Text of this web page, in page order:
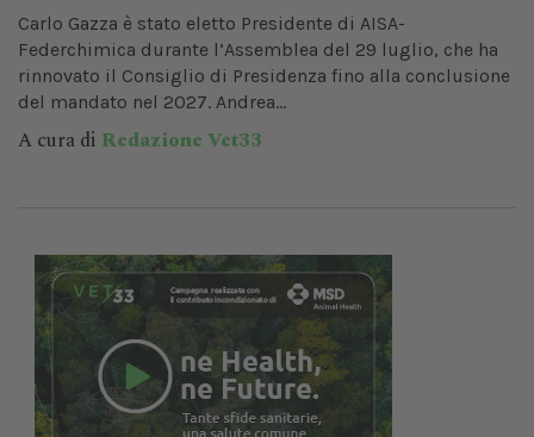
Carlo Gazza è stato eletto Presidente di AISA-
Federchimica durante l’Assemblea del 29 luglio, che ha
rinnovato il Consiglio di Presidenza fino alla conclusione
del mandato nel 2027. Andrea...
A cura di Redazione Vet33